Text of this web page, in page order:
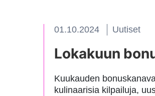
01.10.2024 Uutiset
Lokakuun
Kuukauden
kulinaarisia kilpailuja,